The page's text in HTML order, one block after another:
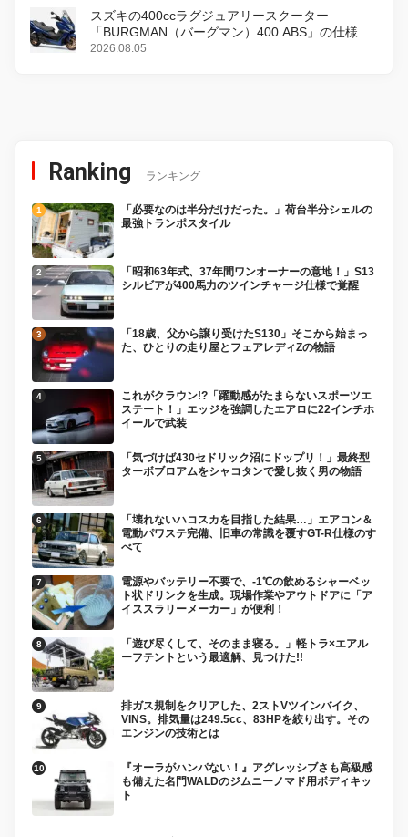
スズキの400ccラグジュアリースクーター
「BURGMAN（バーグマン）400 ABS」の仕様を
変更し、8月18日に発売
2026.08.05
Ranking ランキング
「必要なのは半分だけだった。」荷台半分シェルの
最強トランポスタイル
「昭和63年式、37年間ワンオーナーの意地！」S13
シルビアが400馬力のツインチャージ仕様で覚醒
「18歳、父から譲り受けたS130」そこから始まっ
た、ひとりの走り屋とフェアレディZの物語
これがクラウン!?「躍動感がたまらないスポーツエ
ステート！」エッジを強調したエアロに22インチホ
イールで武装
「気づけば430セドリック沼にドップリ！」最終型
ターボブロアムをシャコタンで愛し抜く男の物語
「壊れないハコスカを目指した結果…」エアコン＆
電動パワステ完備、旧車の常識を覆すGT-R仕様のす
べて
電源やバッテリー不要で、-1℃の飲めるシャーベッ
ト状ドリンクを生成。現場作業やアウトドアに「ア
イススラリーメーカー」が便利！
「遊び尽くして、そのまま寝る。」軽トラ×エアル
ーフテントという最適解、見つけた!!
排ガス規制をクリアした、2ストVツインバイク、
VINS。排気量は249.5cc、83HPを絞り出す。その
エンジンの技術とは
『オーラがハンパない！』アグレッシブさも高級感
も備えた名門WALDのジムニーノマド用ボディキッ
ト